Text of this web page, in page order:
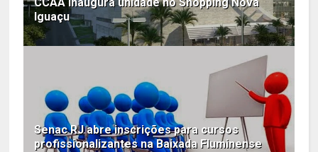
Iguaçu
Senac RJ abre inscrições para cursos
profissionalizantes na Baixada Fluminense